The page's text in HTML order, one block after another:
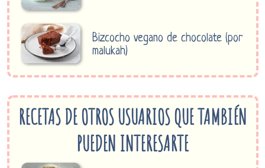
Bizcocho vegano de chocolate (por
malukah)
RECETAS DE OTROS USUARIOS QUE TAMBIÉN
PUEDEN INTERESARTE